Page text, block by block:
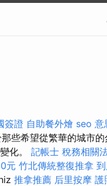
簽證 自助餐外燴 seo 意
些希望從繁華的城市的
化。 記帳士 稅務相關
元 竹北傳統整復推拿
推拿推薦 后里按摩 護